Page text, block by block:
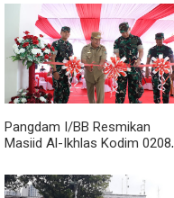
Pangdam I/BB Resmikan
Masjid Al-Ikhlas Kodim 0208,
Sinergitas Makin Kuat